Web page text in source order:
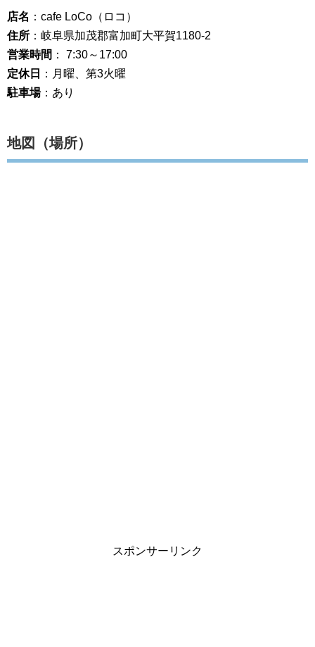
店名 ：cafe LoCo（ロコ）
住所 ：岐阜県加茂郡富加町大平賀1180-2
営業時間 ： 7:30～17:00
定休日
：月曜、第3火曜
駐車場：あり
地図（場所）
スポンサーリンク